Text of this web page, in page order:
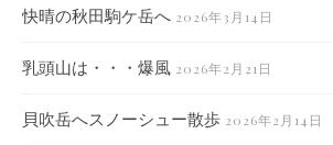
快晴の秋田駒ケ岳へ 2026年3月14日
乳頭山は・・・爆風 2026年2月21日
貝吹岳へスノーシュー散歩 2026年2月14日